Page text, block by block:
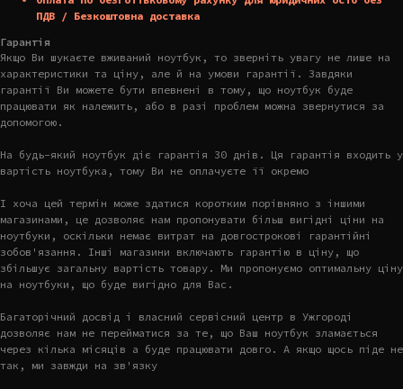
ПДВ / Безкоштовна доставка
Гарантія
Якщо Ви шукаєте вживаний ноутбук, то зверніть увагу не лише на
характеристики та ціну, але й на умови гарантії. Завдяки
гарантії Ви можете бути впевнені в тому, що ноутбук буде
працювати як належить, або в разі проблем можна звернутися за
допомогою.
На будь-який ноутбук діє гарантія 30 днів. Ця гарантія входить у
вартість ноутбука, тому Ви не оплачуєте її окремо
І хоча цей термін може здатися коротким порівняно з іншими
магазинами, це дозволяє нам пропонувати більш вигідні ціни на
ноутбуки, оскільки немає витрат на довгострокові гарантійні
зобов'язання. Інші магазини включають гарантію в ціну, що
збільшує загальну вартість товару. Ми пропонуємо оптимальну ціну
на ноутбуки, що буде вигідно для Вас.
Багаторічний досвід і власний сервісний центр в Ужгороді
дозволяє нам не перейматися за те, що Ваш ноутбук зламається
через кілька місяців а буде працювати довго. А якщо щось піде не
так, ми завжди на зв'язку